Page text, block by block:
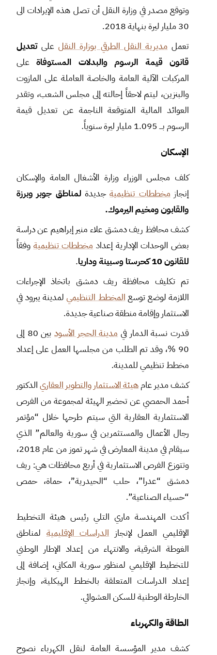
وتوقع مصدر في وزارة النقل أن تصل هذه الإيرادات الى
30 مليار ليرة بنهاية 2018.
تعمل مديرية النقل الطرقي بوزارة النقل علىتعديل
قانون قيمة الرسوم والبدلات المستوفاةعلى
المركبات الآلية العامة والخاصة العاملة على المازوت
والبنزين، ليتم لاحقاً إحالته إلى مجلس الشعب، وتقدر
العوائد المالية المتوقعة الناجمة عن تعديل قيمة
الرسوم بـــ 1.095 مليار ليرة سنوياً.
الإسكان
كلف مجلس الوزراء وزارة الأشغال العامة والإسكان
إنجاز مخططات تنظيمية جديدةلمناطق جوبر وبرزة
والقابون ومخيم اليرموك.
كشف محافظ ريف دمشق علاء منير إبراهيم عن دراسة
بعض الوحدات الإدارية إعداد مخططات تنظيمية وفقاً
للقانون 10 كحرستا وسبينة وداريا
.
تم تكليف محافظة ريف دمشق باتخاذ الإجراءات
اللازمة لوضع توسع المخطط التنظيمي لمدينة يبرود في
الاستثمار وإقامة منطقة صناعية جديدة.
قدرت نسبة الدمار في مدينة الحجر الأسود
بين 80 إلى
90 %، وقد تم الطلب من مجلسها العمل على إعداد
مخطط تنظيمي للمدينة.
كشف مدير عامهيئة الاستثمار والتطوير العقاريالدكتور
أحمد الحمصي عن تحضير الهيئة لمجموعة من الفرص
الاستثمارية العقارية التي سيتم طرحها خلال “مؤتمر
رجال الأعمال والمستثمرين في سورية والعالم” الذي
سيقام في مدينة المعارض في شهر تموز من عام 2018،
وتتوزع الفرص الاستثمارية في أربع محافظات هي: ريف
دمشق “عدرا”، حلب “الحيدرية”، حماة، حمص
“حسياء الصناعية”.
أكدت المهندسة ماري التلي رئيس هيئة التخطيط
الإقليمي العمل لإنجاز الدراسات الإقليمية لمناطق
الغوطة الشرقية، والانتهاء من إعداد الإطار الوطني
للتخطيط الإقليمي لمنظور سورية المكاني، إضافة إلى
إعداد الدراسات المتعلقة بالخطط الهيكلية، وإنجاز
الخارطة الوطنية للسكن العشوائي. ‏
الطاقة والكهرباء
كشف مدير المؤسسة العامة لنقل الكهرباء نصوح